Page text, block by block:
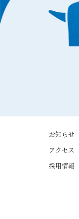
お知らせ
アクセス
採用情報